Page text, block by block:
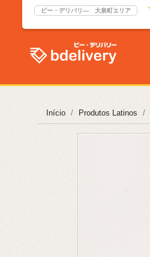
ビー・デリバリ― 大泉町エリア
Início Produtos Latinos